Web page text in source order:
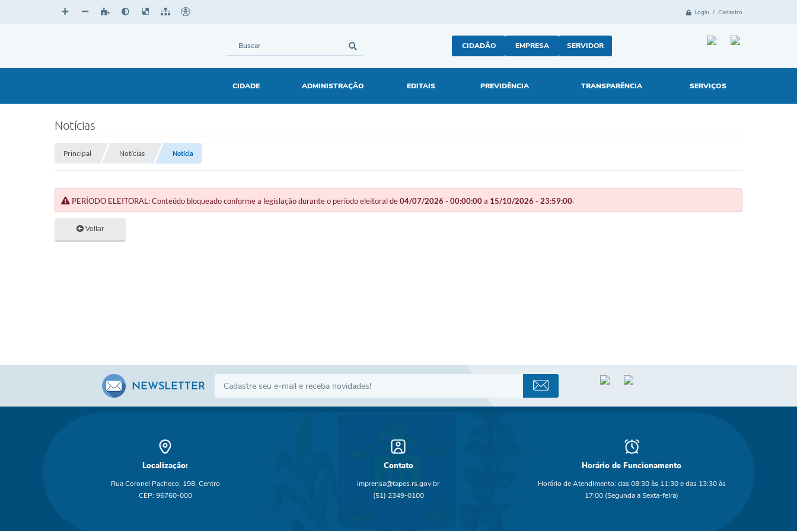
Login / Cadastro
CIDADÃO EMPRESA SERVIDOR
CIDADE ADMINISTRAÇÃO EDITAIS PREVIDÊNCIA TRANSPARÊNCIA SERVIÇOS
Notícias
Principal Notícias Notícia
PERÍODO ELEITORAL: Conteúdo bloqueado conforme a legislação durante o período eleitoral de04/07/2026 - 00:00:00a 15/10/2026 - 23:59:00.
Voltar
NEWSLETTER
Localização:
Rua Coronel Pacheco, 198, Centro
CEP: 96760-000
Contato
imprensa@tapes.rs.gov.br
(51) 2349-0100
Horário de Funcionamento
Horário de Atendimento: das 08:30 às 11:30 e das 13:30 às
17:00 (Segunda a Sexta-feira)